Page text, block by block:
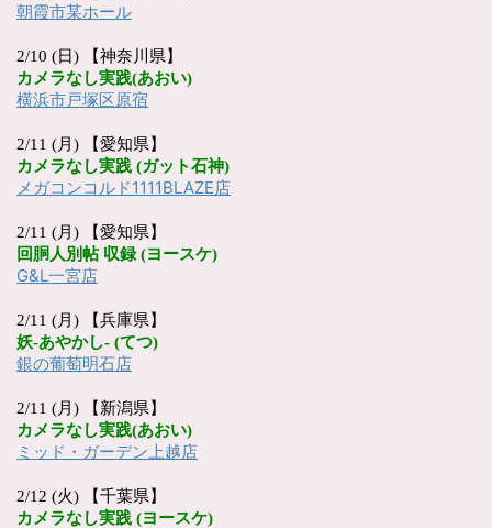
朝霞市某ホール
2/10 (日) 【神奈川県】
カメラなし実践(あおい)
横浜市戸塚区原宿
2/11 (月) 【愛知県】
カメラなし実践 (ガット石神)
メガコンコルド1111BLAZE店
2/11 (月) 【愛知県】
回胴人別帖 収録(ヨースケ)
G&L一宮店
2/11 (月) 【兵庫県】
妖-あやかし- (てつ)
銀の葡萄明石店
2/11 (月) 【新潟県】
カメラなし実践(あおい)
ミッド・ガーデン上越店
2/12 (火) 【千葉県】
カメラなし実践 (ヨースケ)